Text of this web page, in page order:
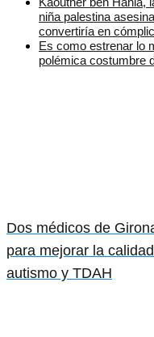
niña palestina
convertiría en
Es como estrenar lo
polémica costumbre
Dos médicos de
para mejorar la
autismo y TDAH